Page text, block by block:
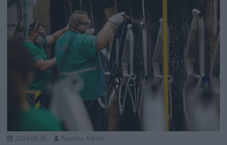
2026.08.06. Fazekas Adrián